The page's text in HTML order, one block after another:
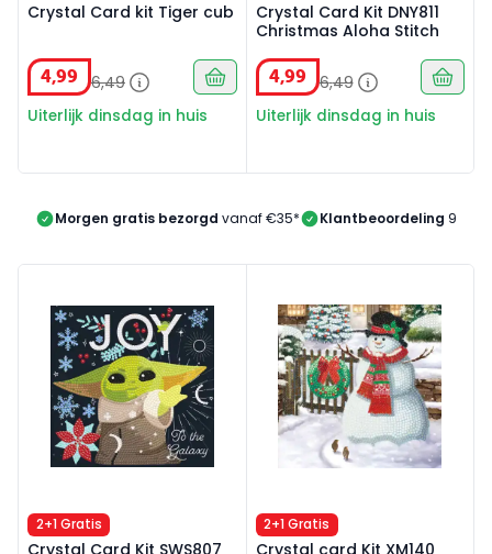
Crystal Card kit Tiger cub
4,99 6,49
Uiterlijk dinsdag in huis
Crystal Card Kit DNY811
Christmas Aloha Stitch
4,99 6,49
Uiterlijk dinsdag in huis
Morgen gratis bezorgd vanaf €35* Klantbeoordeling 9/10
2+1 Gratis
Crystal Card Kit SWS807
2+1 Gratis
Crystal card Kit XM140